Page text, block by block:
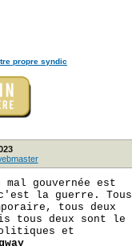
propre syndic
gouvernée est
la guerre. Tous
tous deux
tous deux sont le
et